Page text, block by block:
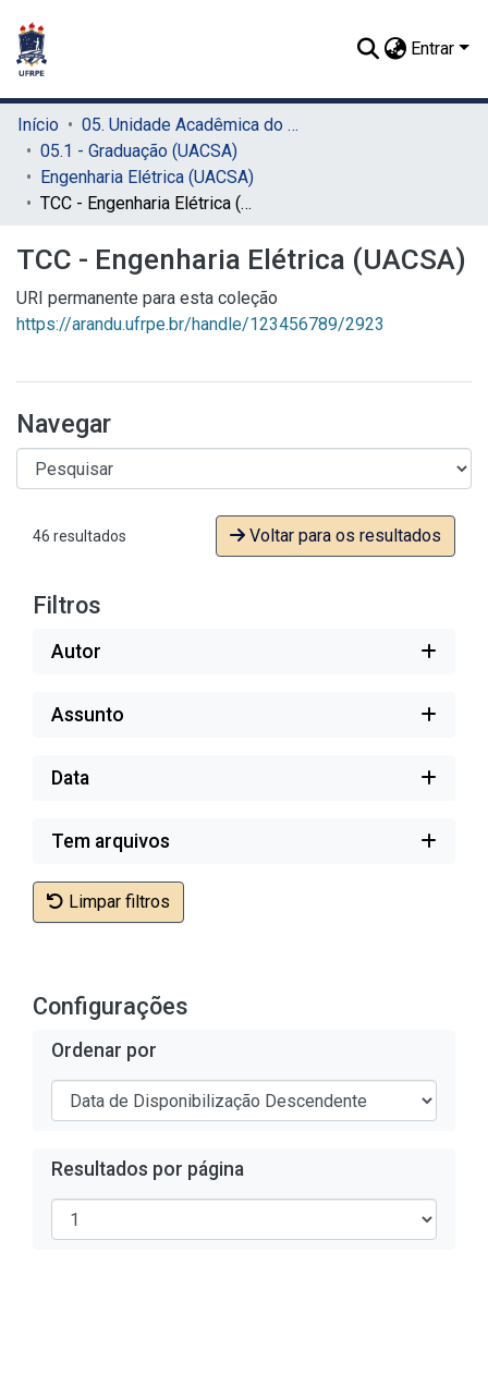
Entrar
Início
05. Unidade Acadêmica do Cabo de Santo Agostinho (UACSA)
05.1 - Graduação (UACSA)
Engenharia Elétrica (UACSA)
TCC - Engenharia Elétrica (UACSA)
TCC - Engenharia Elétrica (UACSA)
URI permanente para esta coleção
https://arandu.ufrpe.br/handle/123456789/2923
Navegar
46 resultados Voltar para os resultados
Filtros
Autor
Assunto
Data
Tem arquivos
Limpar filtros
Configurações
Ordenar por
Resultados por página